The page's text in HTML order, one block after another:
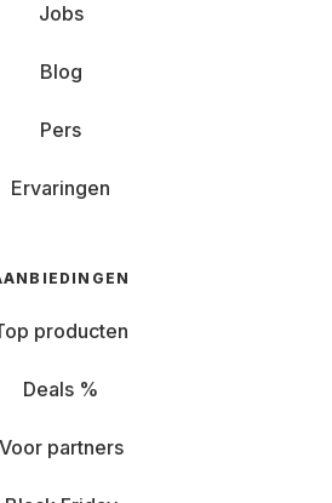
Jobs
Blog
Pers
Ervaringen
producten
Deals %
Voor partners